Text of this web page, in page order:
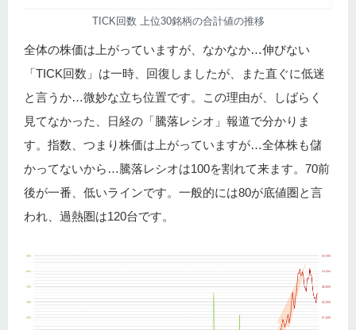
TICK回数 上位30銘柄の合計値の推移
全体の株価は上がっていますが、なかなか…伸びない
「TICK回数」は一時、回復しましたが、また直ぐに低迷
と言うか…微妙な立ち位置です。この理由が、しばらく
見てなかった、日経の「騰落レシオ」報道で分かりま
す。指数、つまり株価は上がっていますが…全体株も儲
かってないから…騰落レシオは100を割れて来ます。70前
後が一番、低いラインです。一般的には80が底値圏と言
われ、過熱圏は120台です。